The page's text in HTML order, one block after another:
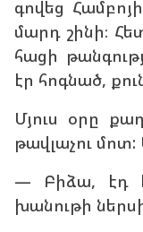
գովեց
մարդ շինի։
հացի
էր հոգնած,
Մյուս օրը
թավլաչու
— Բիձա, էդ
խանութի